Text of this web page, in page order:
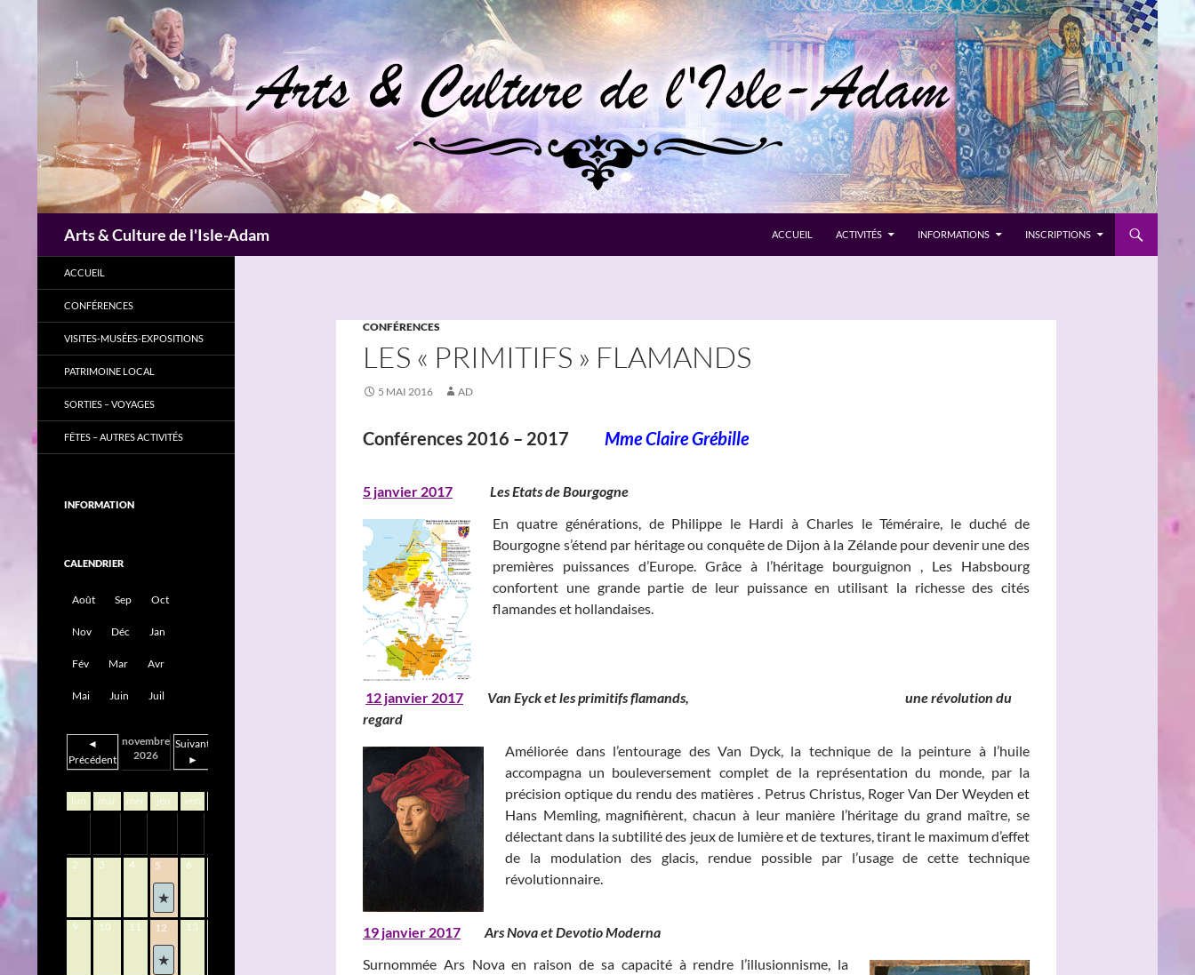
Arts & Culture de l'Isle-Adam ACCUEIL ACTIVITÉS INFORMATIONS INSCRIPTIONS
CONFÉRENCES
LES « PRIMITIFS » FLAMANDS
5 MAI 2016 AD
Conférences 2016 – 2017 Mme Claire Grébille
5 janvier 2017
Les Etats de Bourgogne
En quatre générations, de Philippe le Hardi à Charles le Téméraire, le duché de
Bourgogne s’étend par héritage ou conquête de Dijon à la Zélande pour devenir une des
premières puissances d’Europe. Grâce à l’héritage bourguignon , Les Habsbourg
confortent une grande partie de leur puissance en utilisant la richesse des cités
flamandes et hollandaises.
12 janvier 2017
Van Eyck et les primitifs flamands, une révolution du
regard
Améliorée dans l’entourage des Van Dyck, la technique de la peinture à l’huile
accompagna un bouleversement complet de la représentation du monde, par la
précision optique du rendu des matières . Petrus Christus, Roger Van Der Weyden et
Hans Memling, magnifièrent, chacun à leur manière l’héritage du grand maître, se
délectant dans la subtilité des jeux de lumière et de textures, tirant le maximum d’effet
de la modulation des glacis, rendue possible par l’usage de cette technique
révolutionnaire.
19 janvier 2017
Ars Nova et Devotio Moderna
Surnommée Ars Nova en raison de sa capacité à rendre l’illusionnisme, la
ACCUEIL
CONFÉRENCES
VISITES-MUSÉES-EXPOSITIONS
PATRIMOINE LOCAL
SORTIES – VOYAGES
FÊTES – AUTRES ACTIVITÉS
INFORMATION
CALENDRIER
Août Sep Oct
Nov Déc Jan
Fév Mar Avr
Mai Juin Juil
◄
Précédent
novembre
2026
Suivant
►
lun mar mer jeu ven
2 3 4 5 6
9 10 11 12 13